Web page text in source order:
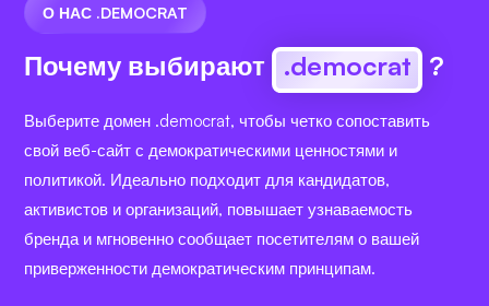
О НАС .DEMOCRAT
Почему выбирают .democrat ?
Выберите домен .democrat, чтобы четко сопоставить
свой веб-сайт с демократическими ценностями и
политикой. Идеально подходит для кандидатов,
активистов и организаций, повышает узнаваемость
бренда и мгновенно сообщает посетителям о вашей
приверженности демократическим принципам.